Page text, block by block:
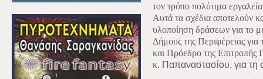
τον τρόπο πολύτιμα
Αυτά τα σχέδια αποτελούν
υλοποίηση δράσεων για το
Δήμους της Περιφέρειας
και Πρόεδρο της
κ. Παπαναστασίου, για τη